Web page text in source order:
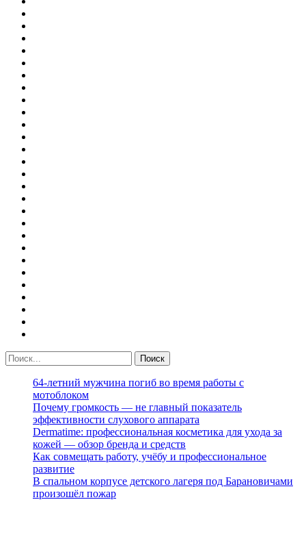
64-летний мужчина погиб во время работы с
мотоблоком
Почему громкость — не главный показатель
эффективности слухового аппарата
Dermatime: профессиональная косметика для ухода за
кожей — обзор бренда и средств
Как совмещать работу, учёбу и профессиональное
развитие
В спальном корпусе детского лагеря под Барановичами
произошёл пожар